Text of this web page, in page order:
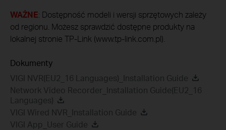
WAŻNE: Dostępność modeli i wersji sprzętowych zależy
od regionu. Możesz sprawdzić dostępne produkty na
lokalnej stronie TP-Link (www.tp-link.com.pl).
Dokumenty
VIGI NVR(EU2_16 Languages)_Installation Guide
Network Video Recorder_Installation Guide(EU2_16
Languages)
VIGI Wired NVR_Installation Guide
VIGI App_User Guide